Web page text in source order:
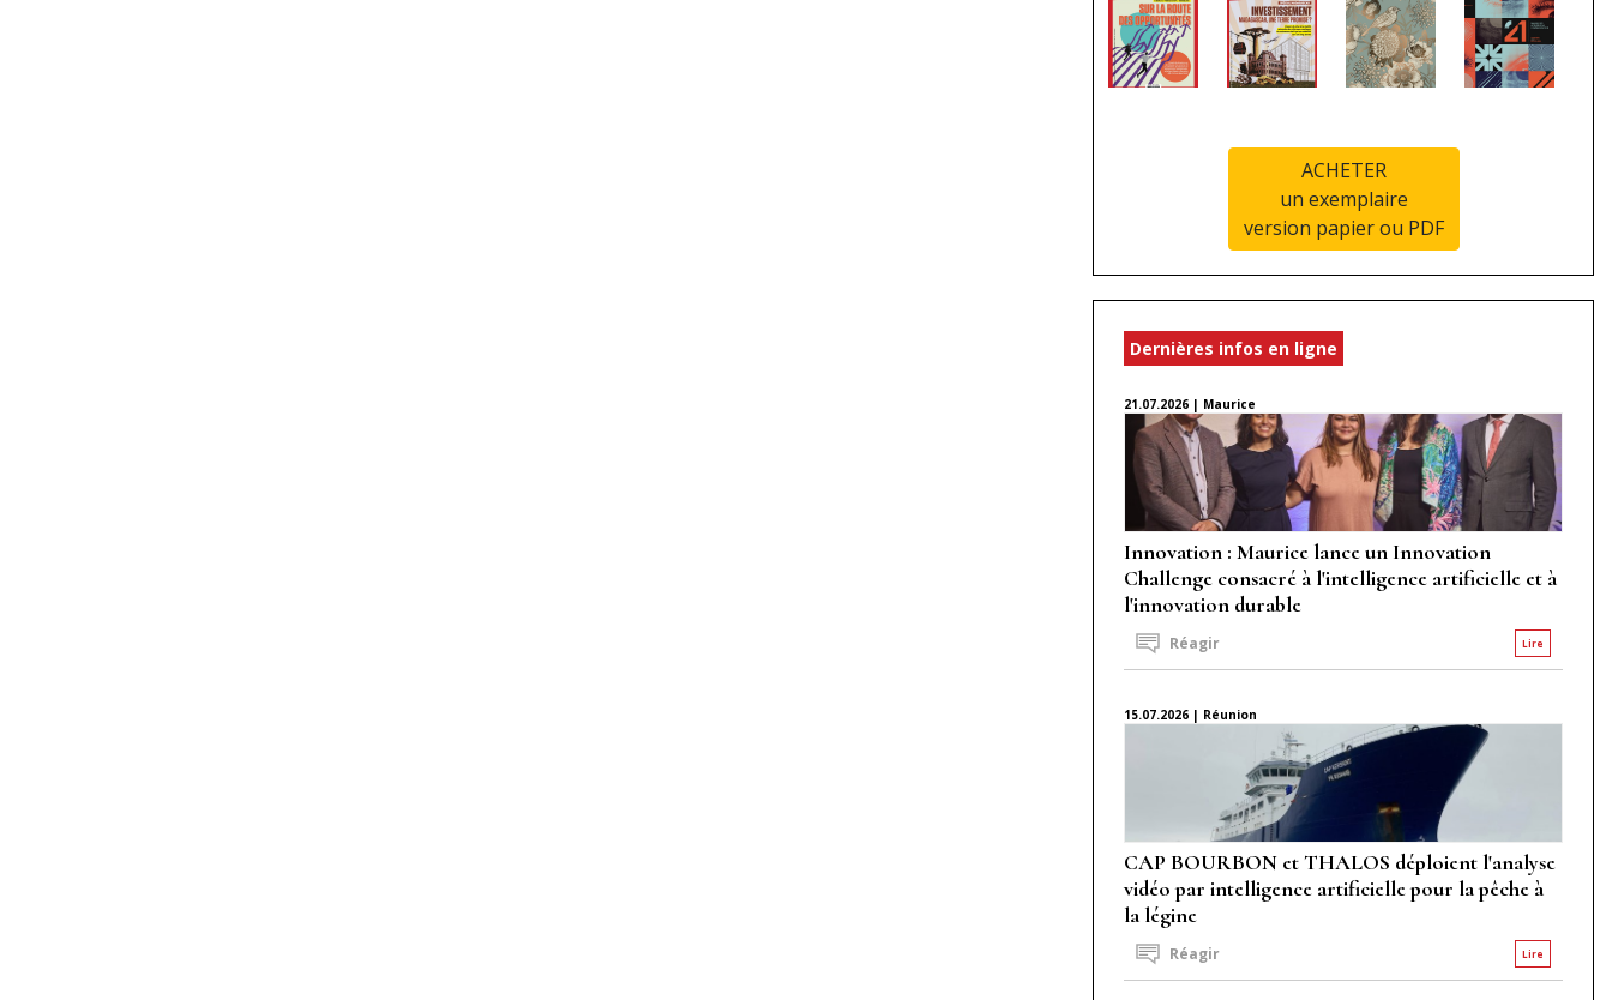
ACHETER
un exemplaire
version papier ou PDF
Dernières infos en ligne
21.07.2026 | Maurice
Innovation : Maurice lance un Innovation
Challenge consacré à l'intelligence artificielle et à
l'innovation durable
Lire
Réagir
15.07.2026 | Réunion
CAP BOURBON et THALOS déploient l'analyse
vidéo par intelligence artificielle pour la pêche à
la légine
Lire
Réagir